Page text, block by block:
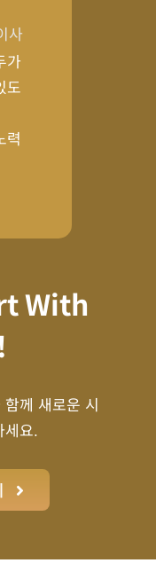
사
가
도
력
With
께 새로운 시
세요.